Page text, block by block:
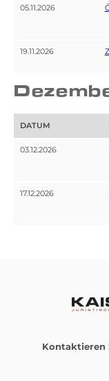
05.11.2026
19.11.2026
DATUM
03.12.2026
17.12.2026
Kontaktieren